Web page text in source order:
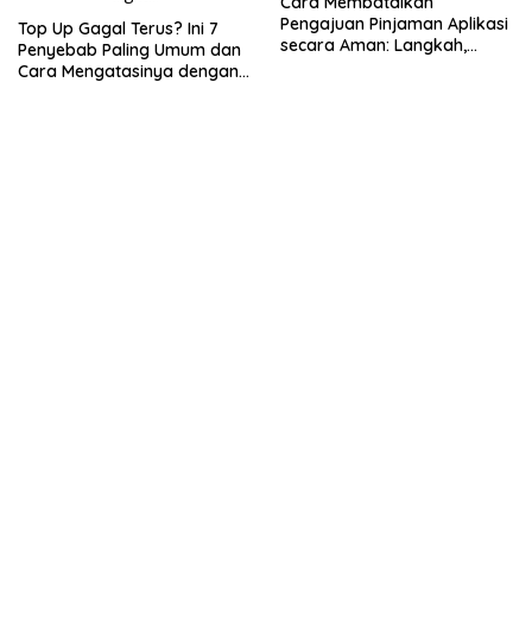
Top Up Gagal Terus? Ini 7
Penyebab Paling Umum dan
Cara Mengatasinya dengan
Pengajuan Pinjaman Aplikasi
secara Aman: Langkah,